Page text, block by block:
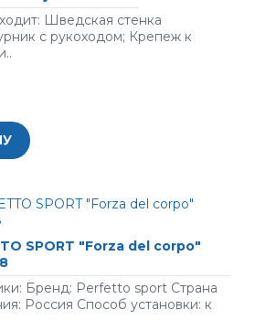
Шведская стенка
с рукоходом; Крепеж к
SPORT "Forza del corpo"
Бренд: Perfetto sport Страна
Россия Способ установки: к